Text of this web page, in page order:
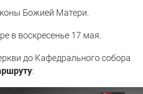
Божией Матери.
в воскресенье 17 мая.
до Кафедрального собора
: